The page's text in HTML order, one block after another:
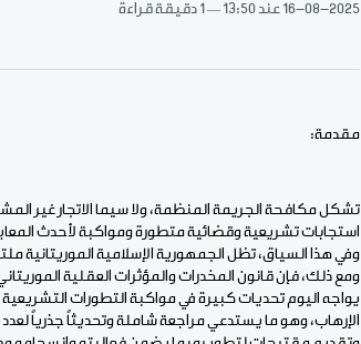
16-08-2025 عند 13:50 1 دقيقة قراءة
مقدمة:
تشكل مكافحة الجريمة المنظمة، ولا سيما الاتجار غير
استجابات تشريعية وقضائية متطورة ومواكبة لأحدث
وفي هذا السياق، تظل الجمهورية الإسلامية الموريتانية
يواجه اليوم تحديات كبيرة في مواكبة التطورات
الإرهاب، وهو ما يستدعي مراجعة شاملة وتحديثاً جذرياً